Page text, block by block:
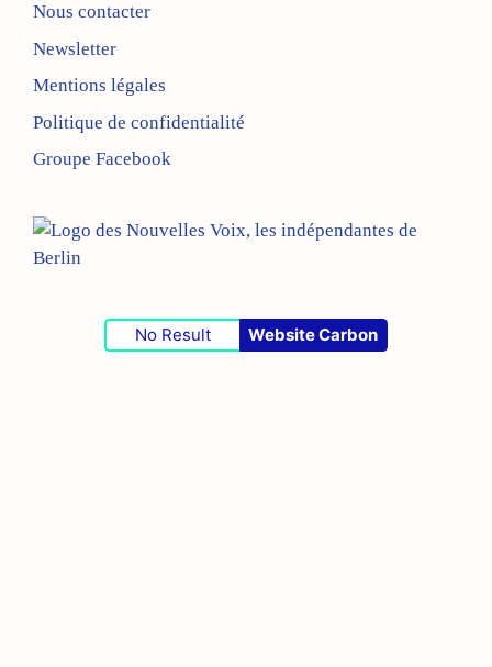
Nous contacter
Newsletter
Mentions légales
Politique de confidentialité
Groupe Facebook
No Result Website Carbon